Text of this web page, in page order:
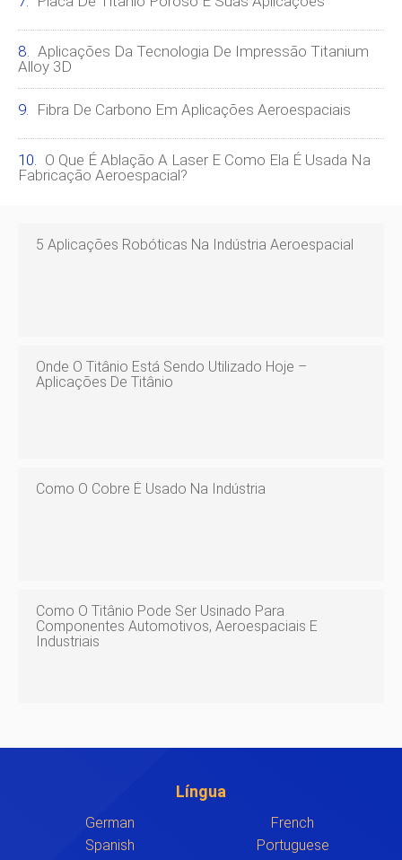
Aplicações Da Tecnologia De Impressão Titanium
Alloy 3D
Fibra De Carbono Em Aplicações Aeroespaciais
O Que É Ablação A Laser E Como Ela É Usada Na
Fabricação Aeroespacial?
5 Aplicações Robóticas Na Indústria Aeroespacial
Onde O Titânio Está Sendo Utilizado Hoje –
Aplicações De Titânio
Como O Cobre É Usado Na Indústria
Como O Titânio Pode Ser Usinado Para
Componentes Automotivos, Aeroespaciais E
Industriais
Língua
German
French
Spanish
Portuguese